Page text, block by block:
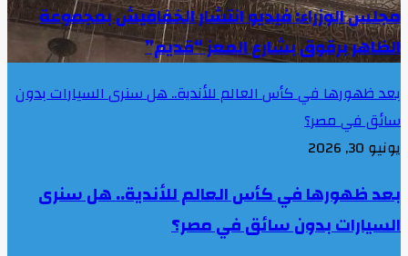
مجلس الوزراء: فيديو انتشار الخفافيش بمجموعة
الظاهر برقوق بشارع المعز “قديم”
بعد ظهورها في كأس العالم للأندية.. هل سنرى السيارات بدون
سائق في مصر؟
يونيو 30, 2026
بعد ظهورها في كأس العالم للأندية.. هل سنرى
السيارات بدون سائق في مصر؟